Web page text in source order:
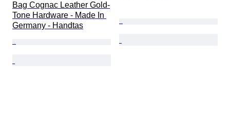
Bag Cognac Leather Gold-
Tone Hardware - Made In
Germany - Handtas